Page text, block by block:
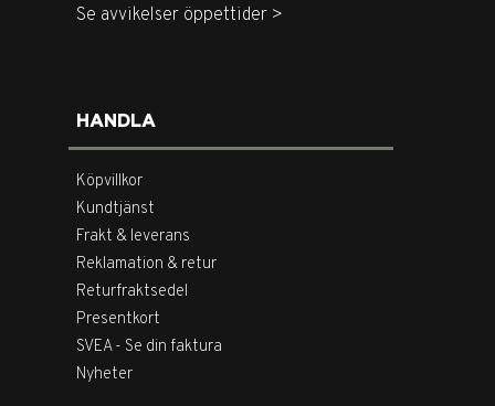
Se avvikelser öppettider >
HANDLA
Köpvillkor
Kundtjänst
Frakt & leverans
Reklamation & retur
Returfraktsedel
Presentkort
SVEA - Se din faktura
Nyheter